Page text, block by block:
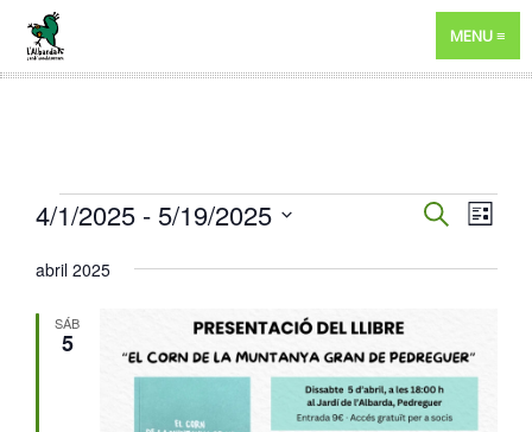
MENU
EVENTOS
VISTAS
DE
BUSCARLISTA
4/1/2025 - 5/19/2025
la
abril 2025
SÁB
5